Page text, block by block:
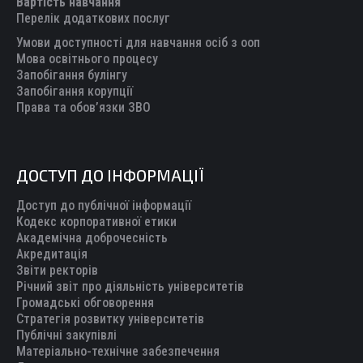
windowwindowwindowwindow
Перелік додаткових послуг
Умови доступності для навчання осіб з ооп
Мова освітнього процесу
Запобігання булінгу
Запобігання корупції
Права та обов’язки ЗВО
ДОСТУП ДО ІНФОРМАЦІЇ
Доступ до публічної інформації
Кодекс корпоративної етики
Академічна доброчесність
Акредитація
Звіти ректорів
Річний звіт про діяльність університетів
Громадські обговорення
Стратегія розвитку університетів
Публічні закупівлі
Матеріально-технічне забезпечення